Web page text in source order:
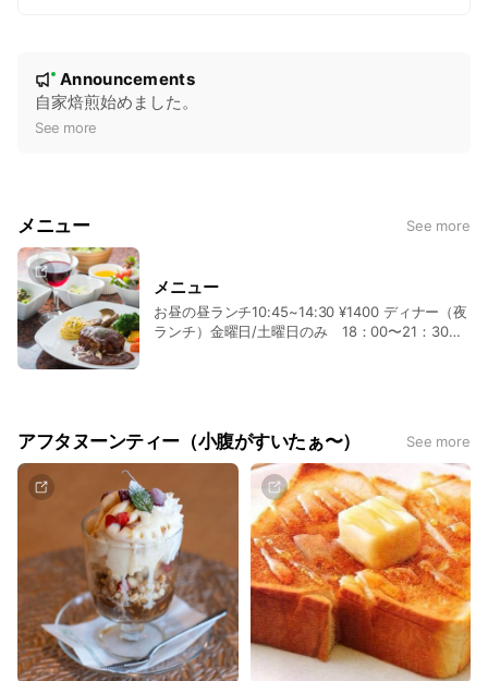
e
New
Announcements
自家焙煎始めました。
See more
メニュー See more
メニュー
お昼の昼ランチ10:45~14:30 ¥1400 ディナー（夜
ランチ）金曜日/土曜日のみ 18：00〜21：30
アフタヌーンティー（小腹がすいたぁ〜） See more